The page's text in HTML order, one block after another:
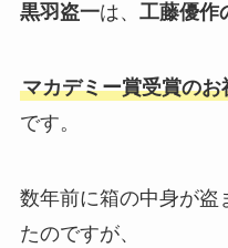
黒羽盗一は、 工藤優作
マカデミー賞受賞の
です。
数年前に箱の中身が盗
たのですが、